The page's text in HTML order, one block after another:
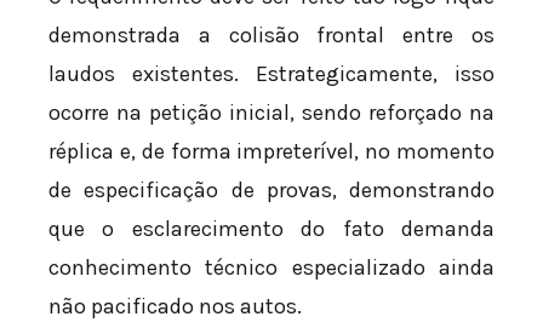
demonstrada a colisão frontal entre os
laudos existentes. Estrategicamente, isso
ocorre na petição inicial, sendo reforçado na
réplica e, de forma impreterível, no momento
de especificação de provas, demonstrando
que o esclarecimento do fato demanda
conhecimento técnico especializado ainda
não pacificado nos autos.